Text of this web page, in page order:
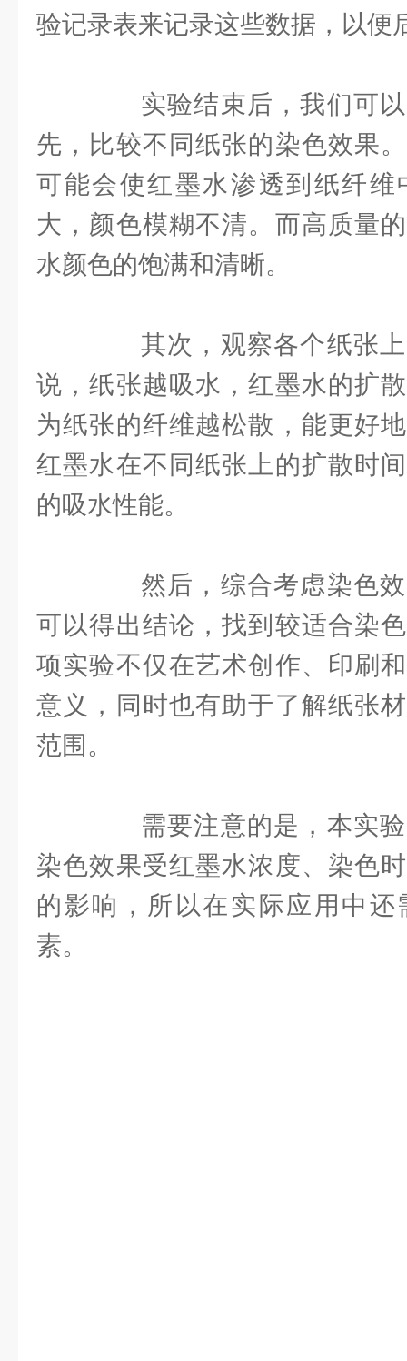
验记录表来记录这些数据，以便
实验结束后，我们可以
先，比较不同纸张的染色效果
可能会使红墨水渗透到纸纤维
大，颜色模糊不清。而高质量
水颜色的饱满和清晰。
其次，观察各个纸张上
说，纸张越吸水，红墨水的扩
为纸张的纤维越松散，能更好
红墨水在不同纸张上的扩散时
的吸水性能。
然后，综合考虑染色效
可以得出结论，找到较适合染
项实验不仅在艺术创作、印刷
意义，同时也有助于了解纸张
范围。
需要注意的是，本实验
染色效果受红墨水浓度、染色
的影响，所以在实际应用中
素。